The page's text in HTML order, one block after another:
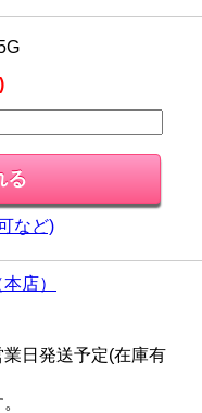
など)
店）
業日発送予定(在庫有